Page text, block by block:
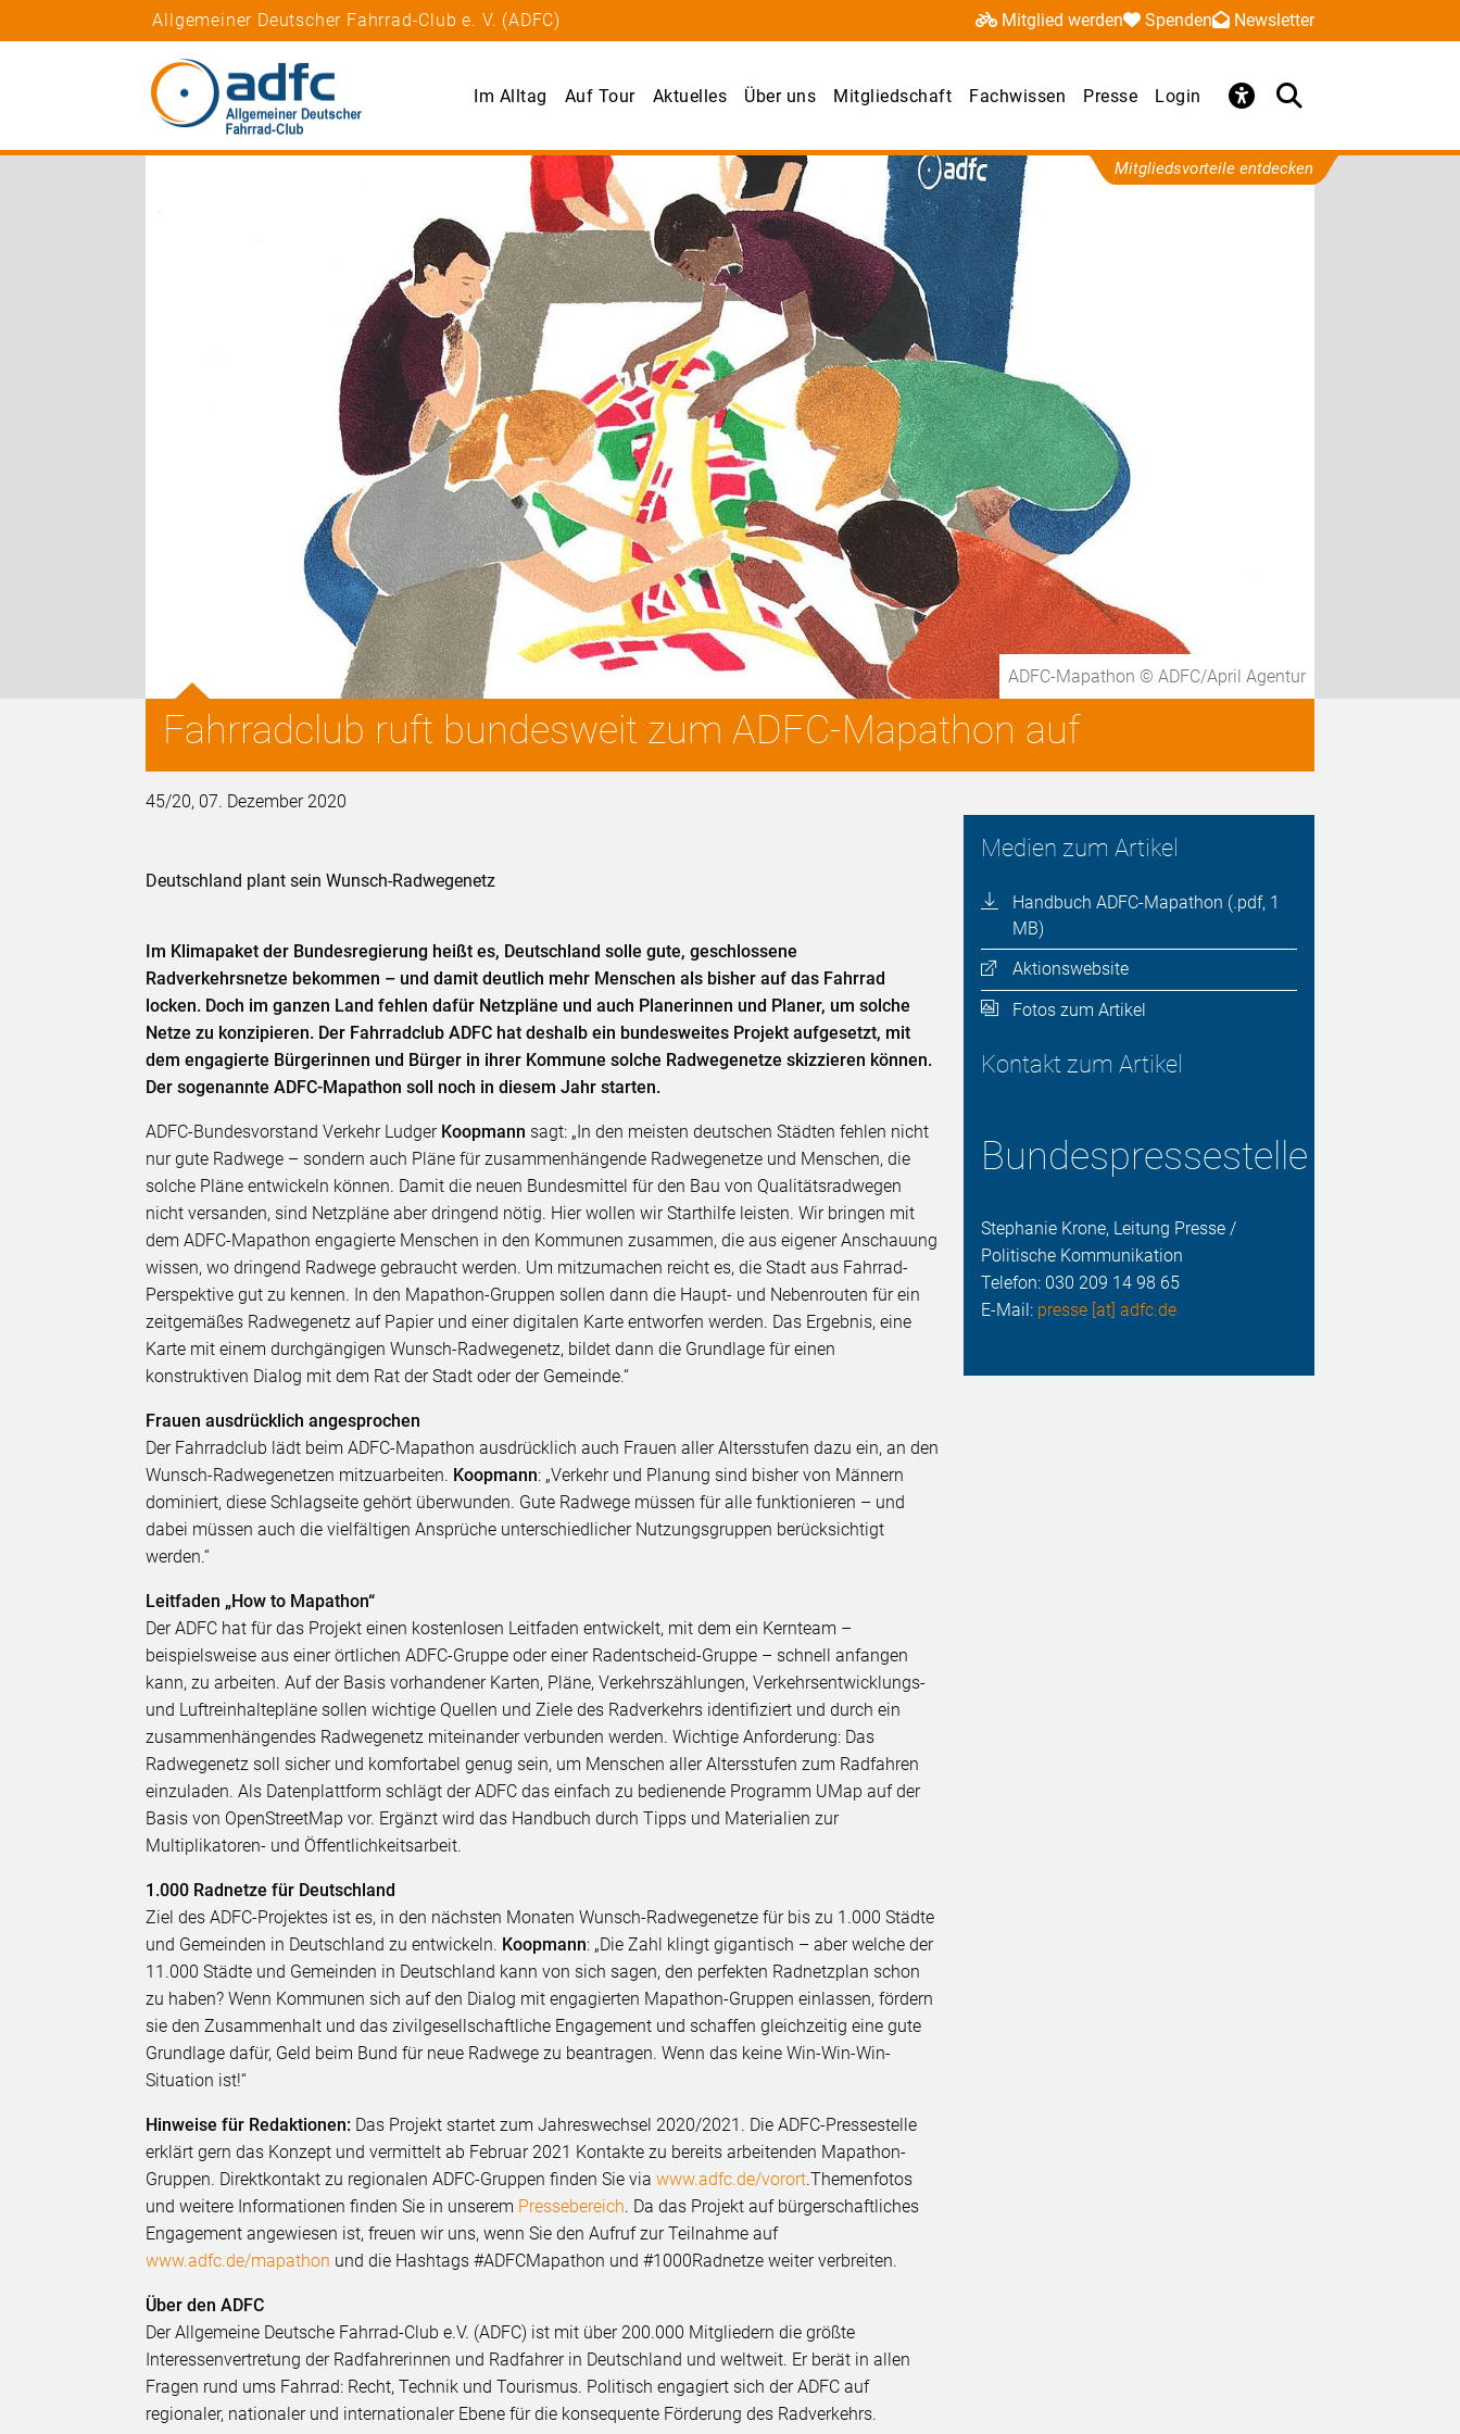
Allgemeiner Deutscher Fahrrad-Club e. V. (ADFC) Mitglied werden Spenden Newsletter
Im Alltag Auf Tour Aktuelles Über uns Mitgliedschaft Fachwissen Presse Login
Mitgliedsvorteile entdecken
ADFC-Mapathon © ADFC/April Agentur
Fahrradclub ruft bundesweit zum ADFC-Mapathon auf
45/20, 07. Dezember 2020
Medien zum Artikel
Handbuch ADFC-Mapathon (.pdf, 1
MB)
Aktionswebsite
Fotos zum Artikel
Kontakt zum Artikel
Bundespressestelle
Stephanie Krone, Leitung Presse /
Politische Kommunikation
Telefon: 030 209 14 98 65
E-Mail: presse [at] adfc.de
Deutschland plant sein Wunsch-Radwegenetz
Im Klimapaket der Bundesregierung heißt es, Deutschland solle gute, geschlossene
Radverkehrsnetze bekommen – und damit deutlich mehr Menschen als bisher auf das Fahrrad
locken. Doch im ganzen Land fehlen dafür Netzpläne und auch Planerinnen und Planer, um solche
Netze zu konzipieren. Der Fahrradclub ADFC hat deshalb ein bundesweites Projekt aufgesetzt, mit
dem engagierte Bürgerinnen und Bürger in ihrer Kommune solche Radwegenetze skizzieren können.
Der sogenannte ADFC-Mapathon soll noch in diesem Jahr starten.
ADFC-Bundesvorstand Verkehr Ludger Koopmann sagt: „In den meisten deutschen Städten fehlen nicht
nur gute Radwege – sondern auch Pläne für zusammenhängende Radwegenetze und Menschen, die
solche Pläne entwickeln können. Damit die neuen Bundesmittel für den Bau von Qualitätsradwegen
nicht versanden, sind Netzpläne aber dringend nötig. Hier wollen wir Starthilfe leisten. Wir bringen mit
dem ADFC-Mapathon engagierte Menschen in den Kommunen zusammen, die aus eigener Anschauung
wissen, wo dringend Radwege gebraucht werden. Um mitzumachen reicht es, die Stadt aus Fahrrad-
Perspektive gut zu kennen. In den Mapathon-Gruppen sollen dann die Haupt- und Nebenrouten für ein
zeitgemäßes Radwegenetz auf Papier und einer digitalen Karte entworfen werden. Das Ergebnis, eine
Karte mit einem durchgängigen Wunsch-Radwegenetz, bildet dann die Grundlage für einen
konstruktiven Dialog mit dem Rat der Stadt oder der Gemeinde.“
Frauen ausdrücklich angesprochen
Der Fahrradclub lädt beim ADFC-Mapathon ausdrücklich auch Frauen aller Altersstufen dazu ein, an den
Wunsch-Radwegenetzen mitzuarbeiten. Koopmann: „Verkehr und Planung sind bisher von Männern
dominiert, diese Schlagseite gehört überwunden. Gute Radwege müssen für alle funktionieren – und
dabei müssen auch die vielfältigen Ansprüche unterschiedlicher Nutzungsgruppen berücksichtigt
werden.“
Leitfaden „How to Mapathon“
Der ADFC hat für das Projekt einen kostenlosen Leitfaden entwickelt, mit dem ein Kernteam –
beispielsweise aus einer örtlichen ADFC-Gruppe oder einer Radentscheid-Gruppe – schnell anfangen
kann, zu arbeiten. Auf der Basis vorhandener Karten, Pläne, Verkehrszählungen, Verkehrsentwicklungs-
und Luftreinhaltepläne sollen wichtige Quellen und Ziele des Radverkehrs identifiziert und durch ein
zusammenhängendes Radwegenetz miteinander verbunden werden. Wichtige Anforderung: Das
Radwegenetz soll sicher und komfortabel genug sein, um Menschen aller Altersstufen zum Radfahren
einzuladen. Als Datenplattform schlägt der ADFC das einfach zu bedienende Programm UMap auf der
Basis von OpenStreetMap vor. Ergänzt wird das Handbuch durch Tipps und Materialien zur
Multiplikatoren- und Öffentlichkeitsarbeit.
1.000 Radnetze für Deutschland
Ziel des ADFC-Projektes ist es, in den nächsten Monaten Wunsch-Radwegenetze für bis zu 1.000 Städte
und Gemeinden in Deutschland zu entwickeln. Koopmann: „Die Zahl klingt gigantisch – aber welche der
11.000 Städte und Gemeinden in Deutschland kann von sich sagen, den perfekten Radnetzplan schon
zu haben? Wenn Kommunen sich auf den Dialog mit engagierten Mapathon-Gruppen einlassen, fördern
sie den Zusammenhalt und das zivilgesellschaftliche Engagement und schaffen gleichzeitig eine gute
Grundlage dafür, Geld beim Bund für neue Radwege zu beantragen. Wenn das keine Win-Win-Win-
Situation ist!“
Hinweise für Redaktionen: Das Projekt startet zum Jahreswechsel 2020/2021. Die ADFC-Pressestelle
erklärt gern das Konzept und vermittelt ab Februar 2021 Kontakte zu bereits arbeitenden Mapathon-
Gruppen. Direktkontakt zu regionalen ADFC-Gruppen finden Sie viawww.adfc.de/vorort.Themenfotos
und weitere Informationen finden Sie in unserem Pressebereich. Da das Projekt auf bürgerschaftliches
Engagement angewiesen ist, freuen wir uns, wenn Sie den Aufruf zur Teilnahme auf
www.adfc.de/mapathon und die Hashtags #ADFCMapathon und #1000Radnetze weiter verbreiten.
Über den ADFC
Der Allgemeine Deutsche Fahrrad-Club e.V. (ADFC) ist mit über 200.000 Mitgliedern die größte
Interessenvertretung der Radfahrerinnen und Radfahrer in Deutschland und weltweit. Er berät in allen
Fragen rund ums Fahrrad: Recht, Technik und Tourismus. Politisch engagiert sich der ADFC auf
regionaler, nationaler und internationaler Ebene für die konsequente Förderung des Radverkehrs.